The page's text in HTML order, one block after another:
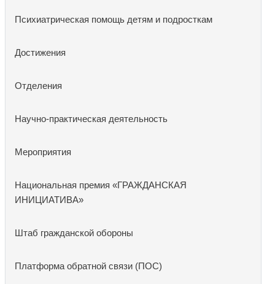
Психиатрическая помощь детям и подросткам
Достижения
Отделения
Научно-практическая деятельность
Мероприятия
Национальная премия «ГРАЖДАНСКАЯ
ИНИЦИАТИВА»
Штаб гражданской обороны
Платформа обратной связи (ПОС)